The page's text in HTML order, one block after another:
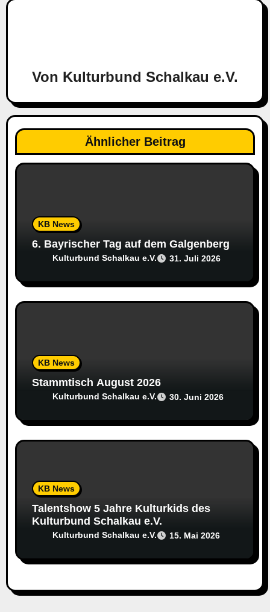
n
a
v
i
o
Von Kulturbund Schalkau e.V.
Ähnlicher Beitrag
KB News
6. Bayrischer Tag auf dem Galgenberg
Kulturbund Schalkau e.V. 31. Juli 2026
KB News
Stammtisch August 2026
Kulturbund Schalkau e.V. 30. Juni 2026
KB News
Talentshow 5 Jahre Kulturkids des
Kulturbund Schalkau e.V.
Kulturbund Schalkau e.V. 15. Mai 2026